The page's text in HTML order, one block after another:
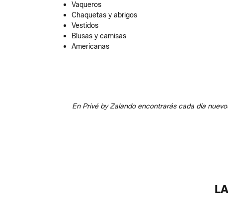
Vaqueros
Chaquetas y abrigos
Vestidos
Blusas y camisas
Americanas
En Privé by Zalando encontrarás cada día